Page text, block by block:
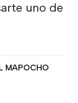
uno de
MAPOCHO